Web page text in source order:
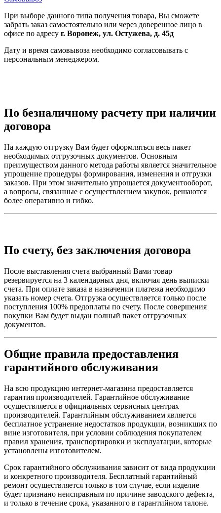
При выборе данного типа получения товара, Вы сможете
забрать заказ самостоятельно или через доверенное лицо в
офисе по адресу г. Воронеж, ул. Остужева, д. 45д
Дату и время самовывоза необходимо согласовывать с
персональным менеджером.
По безналичному расчету при наличии
договора
На каждую отгрузку Вам будет оформляться весь пакет
необходимых отгрузочных документов. Основным
преимуществом данного метода работы является значительное
упрощение процедуры формирования, изменения и отгрузки
заказов. При этом значительно упрощается документооборот,
а вопросы, связанные с осуществлением закупок, решаются
более оперативно и гибко.
По счету, без заключения договора
После выставления счета выбранный Вами товар
резервируется на 3 календарных дня, включая день выписки
счета. При оплате заказа в назначении платежа необходимо
указать номер счета. Отгрузка осуществляется только после
поступления 100% предоплаты по счету. После совершения
покупки Вам будет выдан полный пакет отгрузочных
документов.
Общие правила предоставления
гарантийного обслуживания
На всю продукцию интернет-магазина предоставляется
гарантия производителей. Гарантийное обслуживание
осуществляется в официальных сервисных центрах
производителей. Гарантийным обслуживанием является
бесплатное устранение недостатков продукции, возникших по
вине изготовителя, при условии соблюдения покупателем
правил хранения, транспортировки и эксплуатации, которые
установлены изготовителем.
Срок гарантийного обслуживания зависит от вида продукции
и конкретного производителя. Бесплатный гарантийный
ремонт осуществляется только в том случае, если изделие
будет признано неисправным по причине заводского дефекта,
и только в течение срока, указанного в гарантийном талоне.